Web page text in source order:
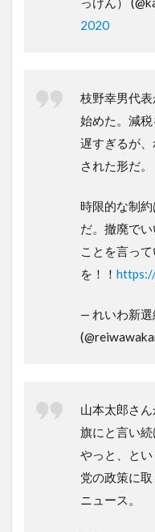
2020
枝野幸男代
始めた。減
遅すぎるが
された形だ。
時限的な制約
だ。撤廃で
ことを言って
を！！
— れいわ新
山本太郎さ
旗にと言い続
やっと、と
党の政策に
ニュース。